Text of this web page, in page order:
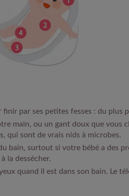
par ses petites fesses : du plus
main, ou un gant doux que vous
qui sont de vrais nids à microbes.
bain, surtout si votre bébé a des
la dessécher.
quand il est dans son bain. Le